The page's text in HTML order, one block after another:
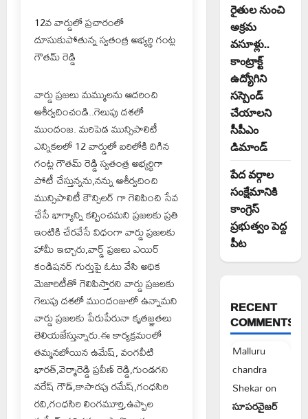
12వ వార్డులో ప్రచారంలో
దూసుకుపోతున్న స్వతంత్ర అభ్యర్థి గంట్ల
గౌతమ్ రెడ్డి
వార్డు ప్రజలు మమ్ములను ఆదరించి
ఆశీర్వదించండి..గెలుపు దశలో
ముందంజ. మరిపెడ మున్సిపాలిటీ
ఎన్నికలలో 12 వార్డులో బరిలోకి దిగిన
గంట్ల గౌతమ్ రెడ్డి స్వతంత్ర అభ్యర్థిగా
పోటీ చేస్తున్నను,నన్ను ఆశీర్వదించి
మున్సిపాలిటీ కౌన్సిలర్ గా గెలిపించి సేవ
చేసే భాగ్యాన్ని కల్పించమని ప్రజలకు ప్రతి
ఇంటికి చేరవేసే విధంగా వార్డు ప్రజలకు
హామీ ఇచ్చారు,వార్డ్ ప్రజలు ఎయిర్
కండిషనర్ గుర్తుపై ఓటు వేసి అధిక
మెజారిటీతో గెలిపిస్తారని వార్డు ప్రజలకు
గెలుపు దశలో ముందంజులో ఉన్నామని
వార్డు ప్రజలకు పేరుపేరునా కృతజ్ఞతలు
తెలియజేస్తున్నారు.ఈ కార్యక్రమంలో
తమ్మనబోయిన ఉమేష్, వంగవీటి
భారత్,వెర్మారెడ్డి ప్రవీణ్ రెడ్డి,గుండగని
నరేష్ గౌడ్,కాసారపు రమేష్,గంధసిరి
రవి,గంధసిరి లింగమూర్తి,ఉప్పాల
రైతుల నుంచి
అక్రమ
వసూళ్లు..
కాంట్రాక్ట్
ఉద్యోగిని
సస్పెండ్
చేయాలని
సీపీఎం
డిమాండ్
పేద వర్గాల
సంక్షేమానికి
కాంగ్రెస్
ప్రభుత్వం పెద్ద
పీట
RECENT
COMMENTS
Malluru
chandra
Shekaron
సూపరవైజర్